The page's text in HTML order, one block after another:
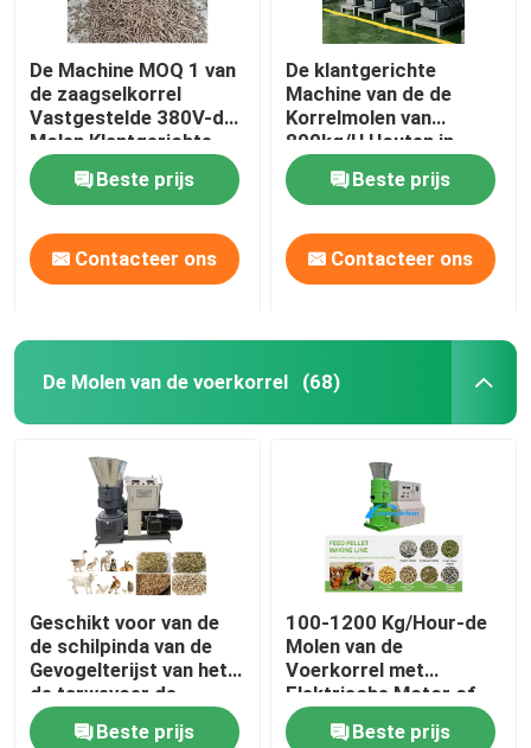
De Machine MOQ 1 van
de zaagselkorrel
Vastgestelde 380V-de
Molen Klantgerichte
Kleur van de Voltage
Houten Korrel
Beste prijs
Contacteer ons
De klantgerichte
Machine van de de
Korrelmolen van
800kg/H Houten in
Houten Gevalce
Beste prijs
Contacteer ons
De Molen van de voerkorrel (68)
Geschikt voor van de
de schilpinda van de
Gevogelterijst van het
de tarwevoer de
Capaciteit van de de
Korrelmolen 50-
Beste prijs
100-1200 Kg/Hour-de
Molen van de
Voerkorrel met
Elektrische Motor of
Dieselmotor
Beste prijs